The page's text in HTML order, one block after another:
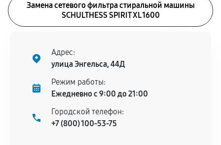
Замена сетевого фильтра стиральной машины
SCHULTHESS SPIRIT XL 1600
Адрес:
улица Энгельса, 44Д
Режим работы:
Ежедневно с 9:00 до 21:00
Городской телефон:
+7 (800) 100-53-75